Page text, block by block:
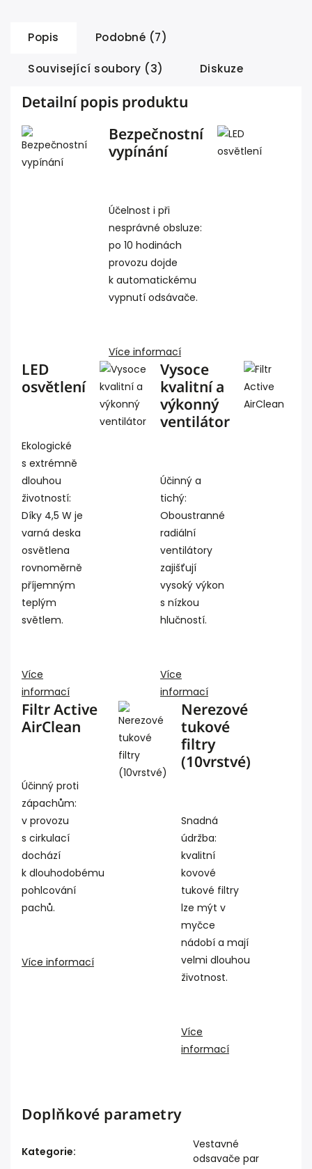
Popis Podobné (7)
Související soubory (3) Diskuze
Detailní popis produktu
Bezpečnostní
vypínání
Účelnost i při
nesprávné obsluze:
po 10 hodinách
provozu dojde
k automatickému
vypnutí odsávače.
Více informací
LED
osvětlení
Ekologické
s extrémně
dlouhou
životností:
Díky 4,5 W je
varná deska
osvětlena
rovnoměrně
příjemným
teplým
světlem.
Více
informací
Vysoce
kvalitní a
výkonný
ventilátor
Účinný a
tichý:
Oboustranné
radiální
ventilátory
zajišťují
vysoký výkon
s nízkou
hlučností.
Více
informací
Filtr Active
AirClean
Účinný proti
zápachům:
v provozu
s cirkulací
dochází
k dlouhodobému
pohlcování
pachů.
Více informací
Nerezové
tukové
filtry
(10vrstvé)
Snadná
údržba:
kvalitní
kovové
tukové filtry
lze mýt v
myčce
nádobí a mají
velmi dlouhou
životnost.
Více
informací
Doplňkové parametry
Kategorie:
Vestavné
odsavače par